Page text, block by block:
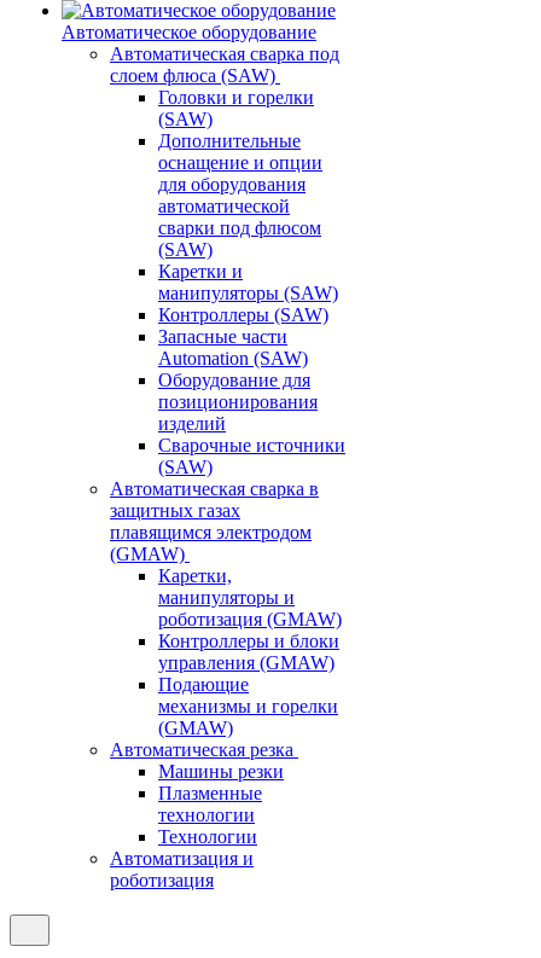
Автоматическое оборудование
Автоматическая сварка под
слоем флюса (SAW)
Головки и горелки
(SAW)
Дополнительные
оснащение и опции
для оборудования
автоматической
сварки под флюсом
(SAW)
Каретки и
манипуляторы (SAW)
Контроллеры (SAW)
Запасные части
Automation (SAW)
Оборудование для
позиционирования
изделий
Сварочные источники
(SAW)
Автоматическая сварка в
защитных газах
плавящимся электродом
(GMAW)
Каретки,
манипуляторы и
роботизация (GMAW)
Контроллеры и блоки
управления (GMAW)
Подающие
механизмы и горелки
(GMAW)
Автоматическая резка
Машины резки
Плазменные
технологии
Технологии
Автоматизация и
роботизация